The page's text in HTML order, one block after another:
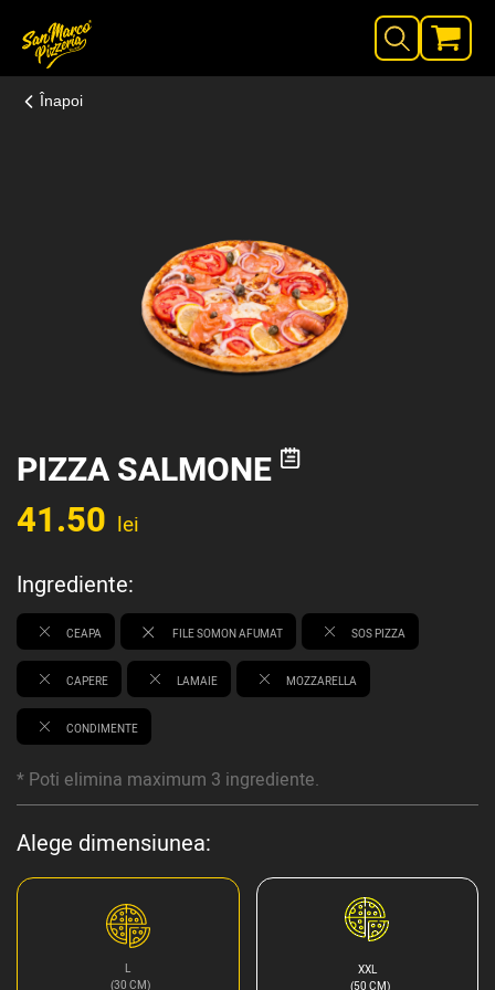
Înapoi
PIZZA SALMONE
41.50 lei
Ingrediente:
CEAPA FILE SOMON AFUMAT SOS PIZZA
CAPERE LAMAIE MOZZARELLA
CONDIMENTE
* Poti elimina maximum 3 ingrediente.
Alege dimensiunea:
L
(30 CM)
XXL
(50 CM)